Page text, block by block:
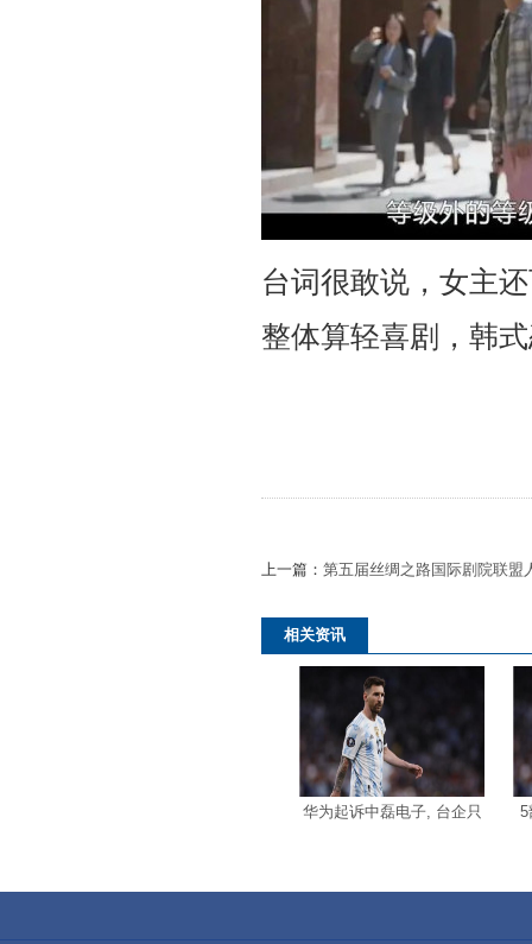
台词很敢说，女主
整体算轻喜剧，韩
上一篇： 第五届丝绸之路国际剧院联盟
相关资讯
华为起诉中磊电子, 台企只 5